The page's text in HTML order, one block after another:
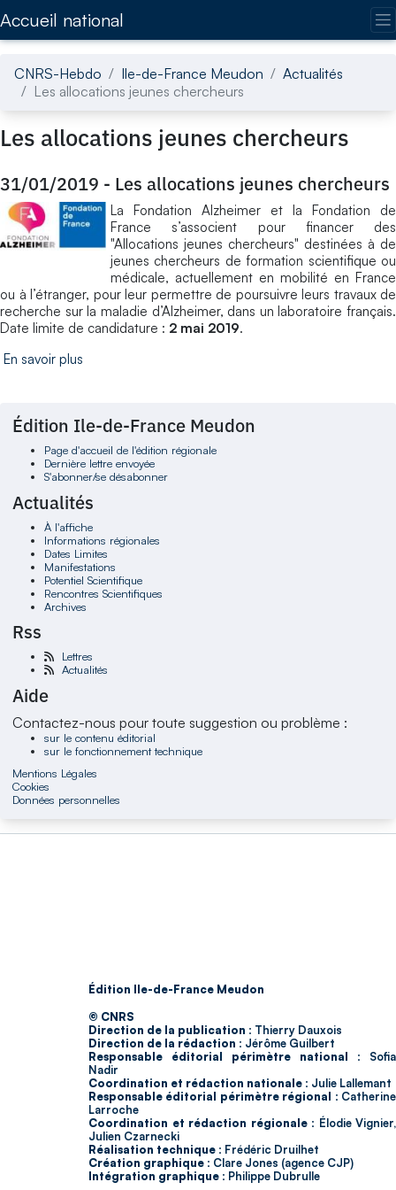
Accueil national
CNRS-Hebdo Ile-de-France Meudon
Actualités
Les allocations jeunes chercheurs
Les allocations jeunes chercheurs
31/01/2019 - Les allocations jeunes chercheurs
La Fondation Alzheimer et la Fondation de
France s’associent pour financer des
"Allocations jeunes chercheurs" destinées à de
jeunes chercheurs de formation scientifique ou
médicale, actuellement en mobilité en France
ou à l’étranger, pour leur permettre de poursuivre leurs travaux de
recherche sur la maladie d’Alzheimer, dans un laboratoire français.
Date limite de candidature : 2 mai 2019.
En savoir plus
Édition Ile-de-France Meudon
Page d'accueil de l'édition régionale
Dernière lettre envoyée
S'abonner/se désabonner
Actualités
À l'affiche
Informations régionales
Dates Limites
Manifestations
Potentiel Scientifique
Rencontres Scientifiques
Archives
Rss
Lettres
Actualités
Aide
Contactez-nous pour toute suggestion ou problème :
sur le contenu éditorial
sur le fonctionnement technique
Mentions Légales
Cookies
Données personnelles
Édition Ile-de-France Meudon
© CNRS
Direction de la publication : Thierry Dauxois
Direction de la rédaction : Jérôme Guilbert
Responsable éditorial périmètre national : Sofia
Nadir
Coordination et rédaction nationale : Julie Lallemant
Responsable éditorial périmètre régional : Catherine
Larroche
Coordination et rédaction régionale : Élodie Vignier,
Julien Czarnecki
Réalisation technique : Frédéric Druilhet
Création graphique : Clare Jones (agence CJP)
Intégration graphique : Philippe Dubrulle